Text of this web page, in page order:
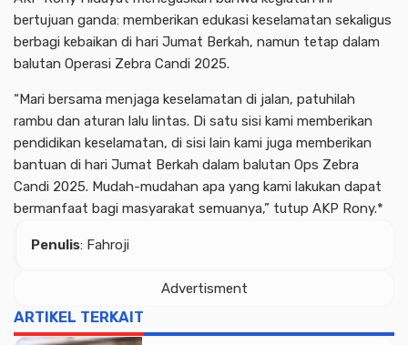
bertujuan ganda: memberikan edukasi keselamatan sekaligus
berbagi kebaikan di hari Jumat Berkah, namun tetap dalam
balutan Operasi Zebra Candi 2025.
“Mari bersama menjaga keselamatan di jalan, patuhilah
rambu dan aturan lalu lintas. Di satu sisi kami memberikan
pendidikan keselamatan, di sisi lain kami juga memberikan
bantuan di hari Jumat Berkah dalam balutan Ops Zebra
Candi 2025. Mudah-mudahan apa yang kami lakukan dapat
bermanfaat bagi masyarakat semuanya,” tutup AKP Rony.*
Penulis: Fahroji
Advertisment
ARTIKEL TERKAIT